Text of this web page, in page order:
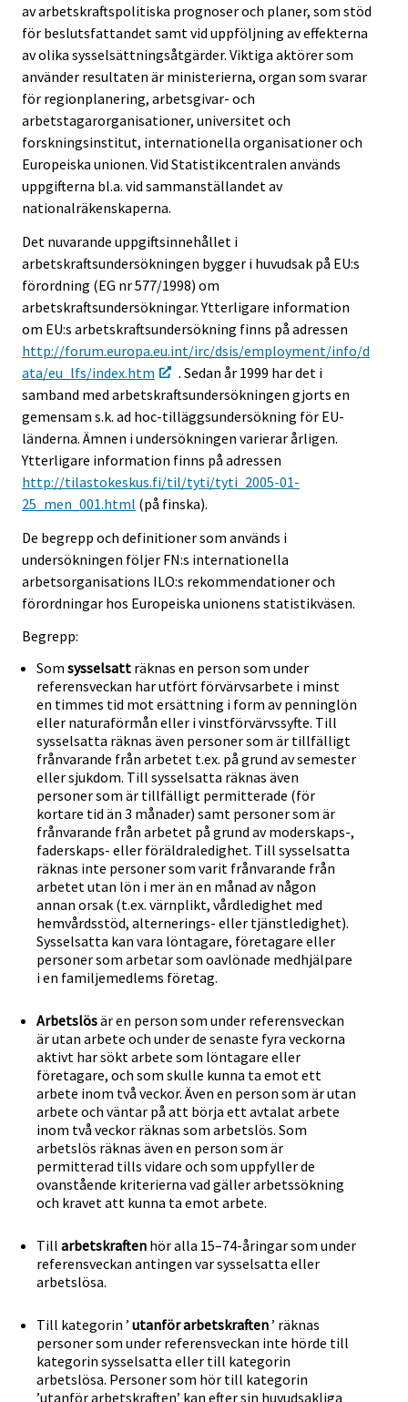
av arbetskraftspolitiska prognoser och planer, som stöd
för beslutsfattandet samt vid uppföljning av effekterna
av olika sysselsättningsåtgärder. Viktiga aktörer som
använder resultaten är ministerierna, organ som svarar
för regionplanering, arbetsgivar- och
arbetstagarorganisationer, universitet och
forskningsinstitut, internationella organisationer och
Europeiska unionen. Vid Statistikcentralen används
uppgifterna bl.a. vid sammanställandet av
nationalräkenskaperna.
Det nuvarande uppgiftsinnehållet i
arbetskraftsundersökningen bygger i huvudsak på EU:s
förordning (EG nr 577/1998) om
arbetskraftsundersökningar. Ytterligare information
om EU:s arbetskraftsundersökning finns på adressen
http://forum.europa.eu.int/irc/dsis/employment/info/d
ata/eu_lfs/index.htm
. Sedan år 1999 har det i
samband med arbetskraftsundersökningen gjorts en
gemensam s.k. ad hoc-tilläggsundersökning för EU-
länderna. Ämnen i undersökningen varierar årligen.
Ytterligare information finns på adressen
http://tilastokeskus.fi/til/tyti/tyti_2005-01-
25_men_001.html (på finska).
De begrepp och definitioner som används i
undersökningen följer FN:s internationella
arbetsorganisations ILO:s rekommendationer och
förordningar hos Europeiska unionens statistikväsen.
Begrepp:
Som sysselsatt räknas en person som under
referensveckan har utfört förvärvsarbete i minst
en timmes tid mot ersättning i form av penninglön
eller naturaförmån eller i vinstförvärvssyfte. Till
sysselsatta räknas även personer som är tillfälligt
frånvarande från arbetet t.ex. på grund av semester
eller sjukdom. Till sysselsatta räknas även
personer som är tillfälligt permitterade (för
kortare tid än 3 månader) samt personer som är
frånvarande från arbetet på grund av moderskaps-,
faderskaps- eller föräldraledighet. Till sysselsatta
räknas inte personer som varit frånvarande från
arbetet utan lön i mer än en månad av någon
annan orsak (t.ex. värnplikt, vårdledighet med
hemvårdsstöd, alternerings- eller tjänstledighet).
Sysselsatta kan vara löntagare, företagare eller
personer som arbetar som oavlönade medhjälpare
i en familjemedlems företag.
Arbetslösär en person som under referensveckan
är utan arbete och under de senaste fyra veckorna
aktivt har sökt arbete som löntagare eller
företagare, och som skulle kunna ta emot ett
arbete inom två veckor. Även en person som är utan
arbete och väntar på att börja ett avtalat arbete
inom två veckor räknas som arbetslös. Som
arbetslös räknas även en person som är
permitterad tills vidare och som uppfyller de
ovanstående kriterierna vad gäller arbetssökning
och kravet att kunna ta emot arbete.
Till arbetskraften hör alla 15–74-åringar som under
referensveckan antingen var sysselsatta eller
arbetslösa.
Till kategorin ’ utanför arbetskraften’ räknas
personer som under referensveckan inte hörde till
kategorin sysselsatta eller till kategorin
arbetslösa. Personer som hör till kategorin
’utanför arbetskraften’ kan efter sin huvudsakliga